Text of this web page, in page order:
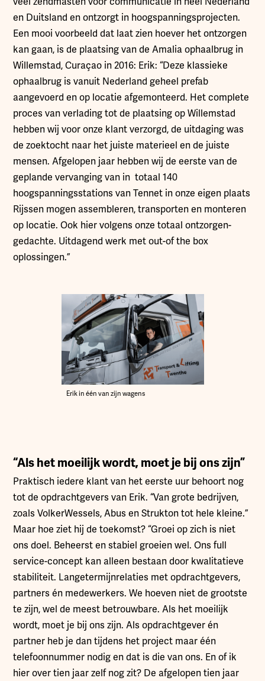
en Duitsland en ontzorgt in hoogspanningsprojecten.
Een mooi voorbeeld dat laat zien hoever het ontzorgen
kan gaan, is de plaatsing van de Amalia ophaalbrug in
Willemstad, Curaçao in 2016: Erik: “Deze klassieke
ophaalbrug is vanuit Nederland geheel prefab
aangevoerd en op locatie afgemonteerd. Het complete
proces van verlading tot de plaatsing op Willemstad
hebben wij voor onze klant verzorgd, de uitdaging was
de zoektocht naar het juiste materieel en de juiste
mensen. Afgelopen jaar hebben wij de eerste van de
geplande vervanging van in totaal 140
hoogspanningsstations van Tennet in onze eigen plaats
Rijssen mogen assembleren, transporten en monteren
op locatie. Ook hier volgens onze totaal ontzorgen-
gedachte. Uitdagend werk met out-of the box
oplossingen.”
Erik in één van zijn wagens
“Als het moeilijk wordt, moet je bij ons zijn”
Praktisch iedere klant van het eerste uur behoort nog
tot de opdrachtgevers van Erik. “Van grote bedrijven,
zoals VolkerWessels, Abus en Strukton tot hele kleine.”
Maar hoe ziet hij de toekomst? “Groei op zich is niet
ons doel. Beheerst en stabiel groeien wel. Ons full
service-concept kan alleen bestaan door kwalitatieve
stabiliteit. Langetermijnrelaties met opdrachtgevers,
partners én medewerkers. We hoeven niet de grootste
te zijn, wel de meest betrouwbare. Als het moeilijk
wordt, moet je bij ons zijn. Als opdrachtgever én
partner heb je dan tijdens het project maar één
telefoonnummer nodig en dat is die van ons. En of ik
hier over tien jaar zelf nog zit? De afgelopen tien jaar